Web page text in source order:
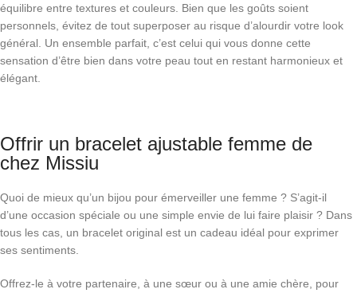
équilibre entre textures et couleurs. Bien que les goûts soient
personnels, évitez de tout superposer au risque d’alourdir votre look
général. Un ensemble parfait, c’est celui qui vous donne cette
sensation d’être bien dans votre peau tout en restant harmonieux et
élégant.
Offrir un bracelet ajustable femme de
chez Missiu
Quoi de mieux qu’un bijou pour émerveiller une femme ? S’agit-il
d’une occasion spéciale ou une simple envie de lui faire plaisir ? Dans
tous les cas, un bracelet original est un cadeau idéal pour exprimer
ses sentiments.
Offrez-le à votre partenaire, à une sœur ou à une amie chère, pour